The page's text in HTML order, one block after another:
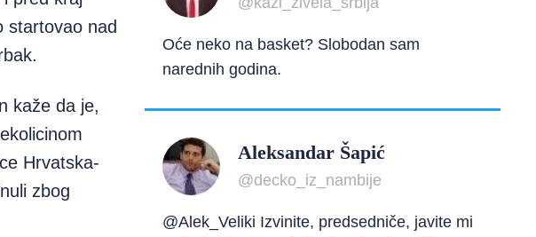
startovao nad
kaže da je,
Hrvatska-
zbog
Oće neko na basket? Slobodan sam
narednih godina.
Aleksandar Šapić
@decko_iz_nambije
@Alek_Veliki Izvinite, predsedniče, javite mi